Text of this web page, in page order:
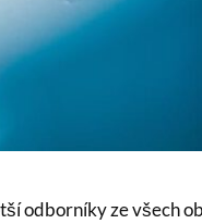
odborníky ze všech